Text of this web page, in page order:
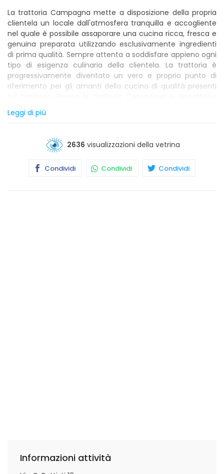
La trattoria Campagna mette a disposizione della propria
clientela un locale dall'atmosfera tranquilla e accogliente
nel quale è possibile assaporare una cucina ricca, fresca e
genuina preparata utilizzando esclusivamente ingredienti
di prima qualità. Sempre attenta a soddisfare appieno ogni
tipo di esigenza culinaria della clientela. La trattoria è
progressivamente diventato un vero e proprio punto di
riferimento per gli amanti della cucina di qualità presenti
animali di piccola taglia. Il locale è accessibile ai disabili.
Leggi di più
2636 visualizzazioni della vetrina
Condividi Condividi Condividi
Informazioni attività